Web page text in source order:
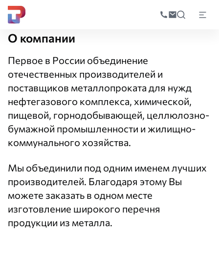
по
Главная
О компании
Первое в России объединение
отечественных производителей и
поставщиков металлопроката для нужд
нефтегазового комплекса, химической,
пищевой, горнодобывающей, целлюлозно-
бумажной промышленности и жилищно-
коммунального хозяйства.
Мы объединили под одним именем лучших
производителей. Благодаря этому Вы
можете заказать в одном месте
изготовление широкого перечня
продукции из металла.